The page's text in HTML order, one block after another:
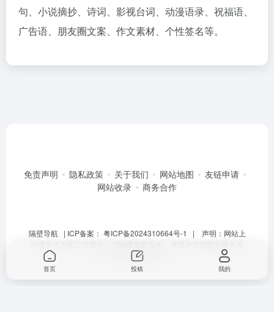
句、小说摘抄、诗词、影视台词、动漫语录、祝福语、
广告语、朋友圈文案、作文素材、个性签名等。
免责声明 隐私政策 关于我们 网站地图
友链申请
网站收录
商务合作
隔壁导航| ICP备案： 粤ICP备2024310664号-1 | 声明：网站上
量，避免上当受骗。
首页 投稿 我的